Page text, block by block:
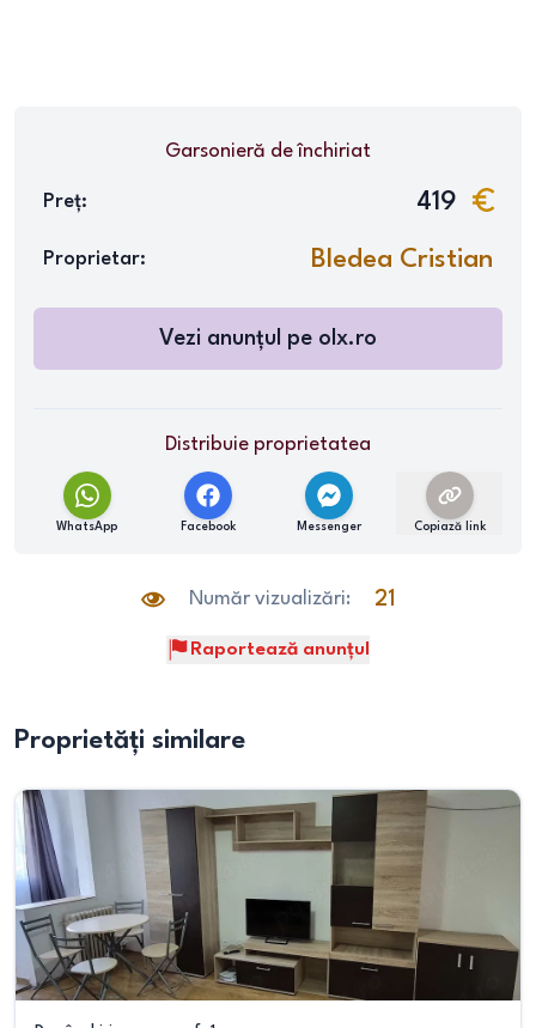
Garsonieră de închiriat
Preț: 419
Proprietar: Bledea Cristian
Vezi anunțul pe olx.ro
Distribuie proprietatea
WhatsApp Facebook Messenger Copiază link
Număr vizualizări: 21
Raportează anunțul
Proprietăți similare